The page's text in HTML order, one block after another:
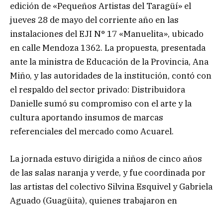
edición de «Pequeños Artistas del Taragüí» el
jueves 28 de mayo del corriente año en las
instalaciones del EJI N° 17 «Manuelita», ubicado
en calle Mendoza 1362. La propuesta, presentada
ante la ministra de Educación de la Provincia, Ana
Miño, y las autoridades de la institución, contó con
el respaldo del sector privado: Distribuidora
Danielle sumó su compromiso con el arte y la
cultura aportando insumos de marcas
referenciales del mercado como Acuarel.
La jornada estuvo dirigida a niños de cinco años
de las salas naranja y verde, y fue coordinada por
las artistas del colectivo Silvina Esquivel y Gabriela
Aguado (Guagüita), quienes trabajaron en